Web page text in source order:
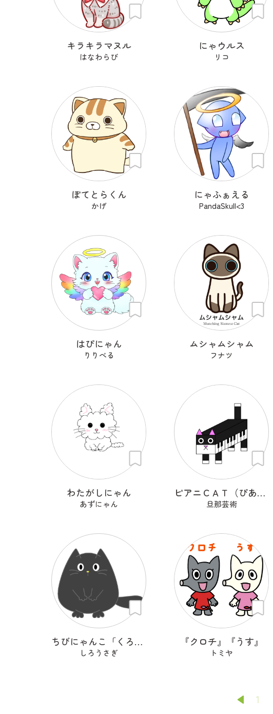
キラキラマヌル
はなわらび
にゃウルス
リコ
ぽてとらくん
かげ
にゃふぁえる
PandaSkull<3
はぴにゃん
りりべる
ムシャムシャム
フナツ
わたがしにゃん
あずにゃん
ピアニＣＡＴ（ぴあにきゃっと）
旦那芸術
ちびにゃんこ「くろちゃん♡」
しろうさぎ
『クロチ』『うす』
トミヤ
1